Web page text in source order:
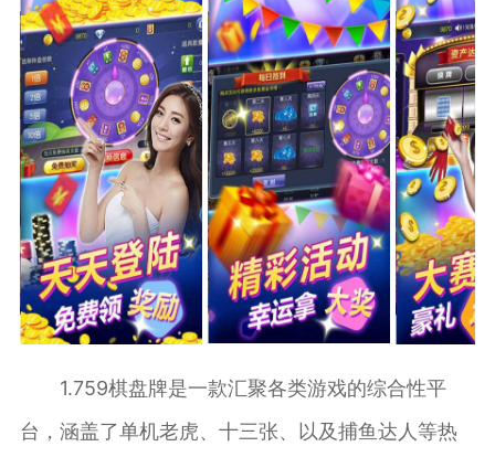
1.759棋盘牌是一款汇聚各类游戏的综合性平
台，涵盖了单机老虎、十三张、以及捕鱼达人等热